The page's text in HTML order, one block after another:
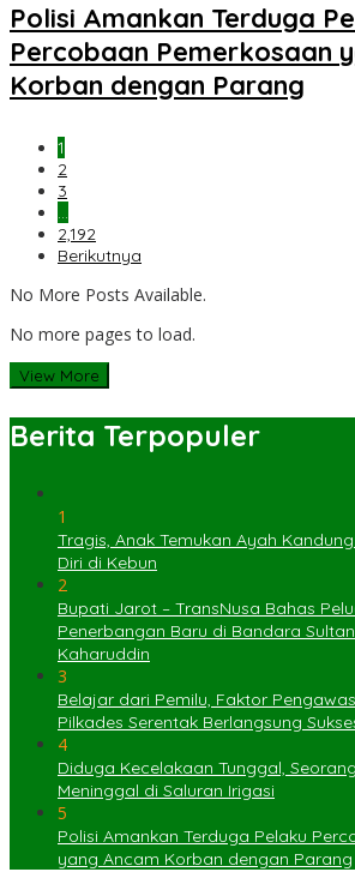
Polisi Amankan Terduga
Percobaan Pemerkosaan
Korban dengan Parang
1
2
3
…
2,192
Berikutnya
No More Posts Available.
No more pages to load.
View More
Berita Terpopuler
1
Tragis, Anak Temukan Ayah
Diri di Kebun
2
Bupati Jarot – TransNusa Bahas
Penerbangan Baru di Bandara
Kaharuddin
3
Belajar dari Pemilu, Faktor
Pilkades Serentak Berlangsung
4
Diduga Kecelakaan Tunggal,
Meninggal di Saluran Irigasi
5
Polisi Amankan Terduga Pelaku
yang Ancam Korban dengan Parang